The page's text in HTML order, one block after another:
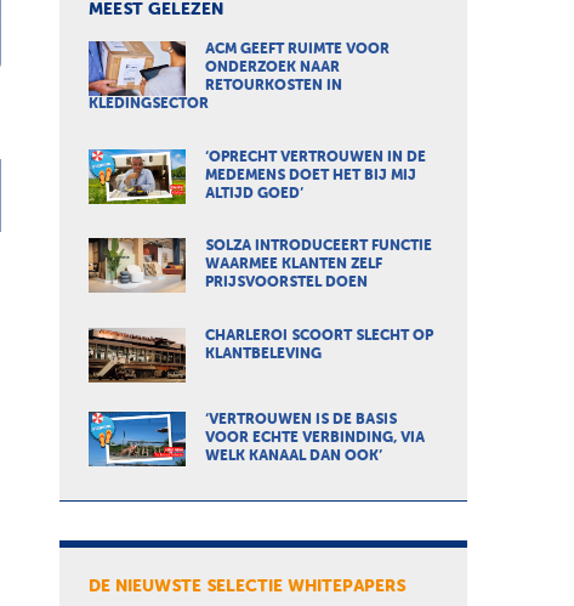
MEEST GELEZEN
ACM GEEFT RUIMTE VOOR
ONDERZOEK NAAR
RETOURKOSTEN IN
KLEDINGSECTOR
‘OPRECHT VERTROUWEN IN DE
MEDEMENS DOET HET BIJ MIJ
ALTIJD GOED’
SOLZA INTRODUCEERT FUNCTIE
WAARMEE KLANTEN ZELF
PRIJSVOORSTEL DOEN
CHARLEROI SCOORT SLECHT OP
KLANTBELEVING
‘VERTROUWEN IS DE BASIS
VOOR ECHTE VERBINDING, VIA
WELK KANAAL DAN OOK’
DE NIEUWSTE SELECTIE WHITEPAPERS